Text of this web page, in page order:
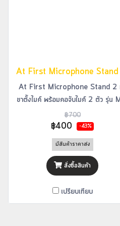
At First Microphone Stand 2
ขาตั้งไมค์ พร้อมคอจับไมค์ 2 ตัว รุ่น
70B
฿700
฿400 -43%
มีสินค้าราคาส่ง
สั่งซื้อสินค้า
เปรียบเทียบ